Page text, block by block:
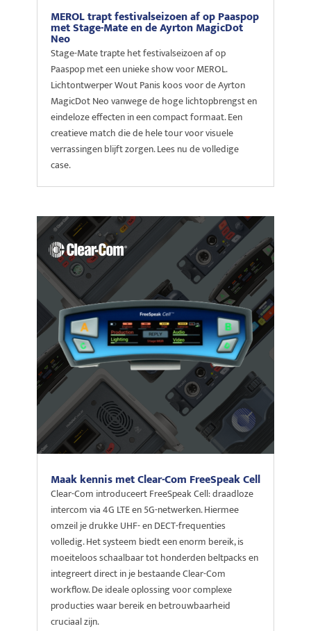
MEROL trapt festivalseizoen af op Paaspop
met Stage-Mate en de Ayrton MagicDot
Neo
Stage-Mate trapte het festivalseizoen af op
Paaspop met een unieke show voor MEROL.
Lichtontwerper Wout Panis koos voor de Ayrton
MagicDot Neo vanwege de hoge lichtopbrengst en
eindeloze effecten in een compact formaat. Een
creatieve match die de hele tour voor visuele
verrassingen blijft zorgen. Lees nu de volledige
case.
Maak kennis met Clear-Com FreeSpeak Cell
Clear-Com introduceert FreeSpeak Cell: draadloze
intercom via 4G LTE en 5G-netwerken. Hiermee
omzeil je drukke UHF- en DECT-frequenties
volledig. Het systeem biedt een enorm bereik, is
moeiteloos schaalbaar tot honderden beltpacks en
integreert direct in je bestaande Clear-Com
workflow. De ideale oplossing voor complexe
producties waar bereik en betrouwbaarheid
cruciaal zijn.